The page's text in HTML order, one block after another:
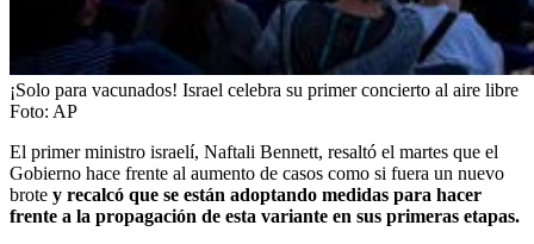
¡Solo para vacunados! Israel celebra su primer concierto al aire libre
Foto: AP
El primer ministro israelí, Naftali Bennett, resaltó el martes que el
Gobierno hace frente al aumento de casos como si fuera un nuevo
brote y recalcó que se están adoptando medidas para hacer
frente a la propagación de esta variante en sus primeras etapas.